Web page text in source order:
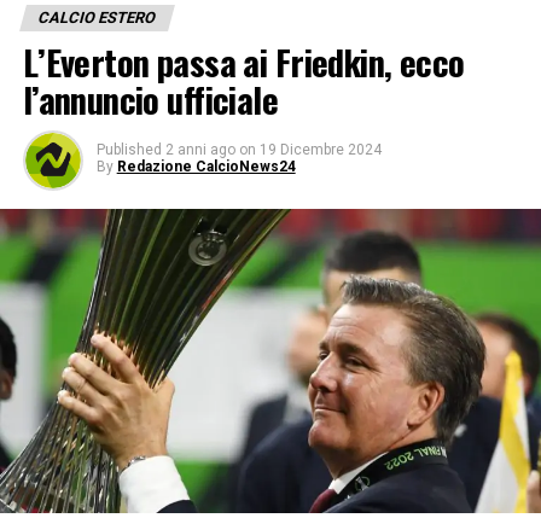
CALCIO ESTERO
L’Everton passa ai Friedkin, ecco
l’annuncio ufficiale
Published 2 anni ago on 19 Dicembre 2024
By Redazione CalcioNews24